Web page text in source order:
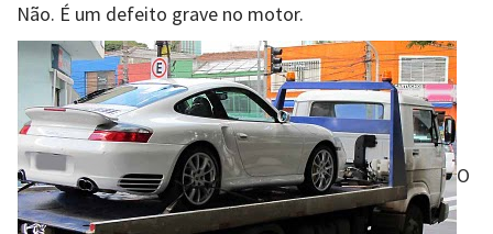
Não. É um defeito grave no motor.
O